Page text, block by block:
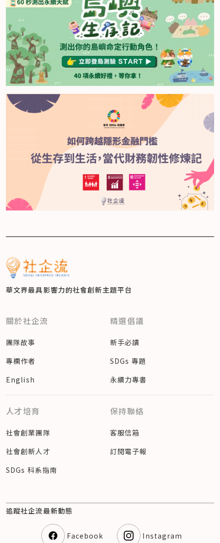
華文界最具影響力的社會創新主題平台
關於社企流
團隊故事
專欄作者
English
精選倡議
新手必讀
SDGs 專題
永續力專書
人才培育
社會創業團隊
社會創新人才
SDGs 科系指南
保持聯絡
客服信箱
訂閱電子報
追蹤社企流最新動態
Facebook Instagram